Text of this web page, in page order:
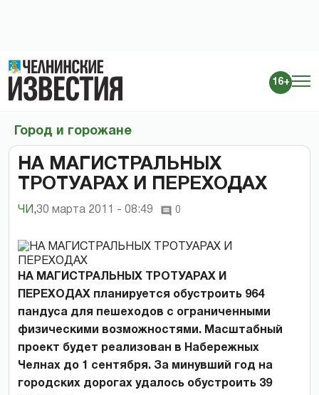
16+
Город и горожане
НА МАГИСТРАЛЬНЫХ
ТРОТУАРАХ И ПЕРЕХОДАХ
ЧИ ,30 марта 2011 - 08:49 0
НА МАГИСТРАЛЬНЫХ ТРОТУАРАХ И
ПЕРЕХОДАХ планируется обустроить 964
пандуса для пешеходов с ограниченными
физическими возможностями. Масштабный
проект будет реализован в Набережных
Челнах до 1 сентября. За минувший год на
городских дорогах удалось обустроить 39